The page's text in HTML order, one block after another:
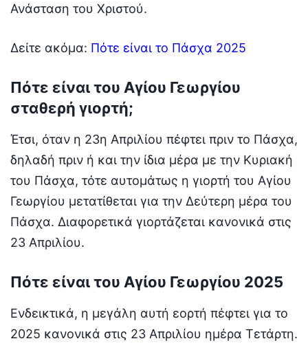
Ανάσταση του Χριστού.
Δείτε ακόμα: Πότε είναι το Πάσχα 2025
Πότε είναι του Αγίου Γεωργίου
σταθερή γιορτή;
Έτσι, όταν η 23η Απριλίου πέφτει πριν το Πάσχα,
δηλαδή πριν ή και την ίδια μέρα με την Κυριακή
του Πάσχα, τότε αυτομάτως η γιορτή του Αγίου
Γεωργίου μετατίθεται για την Δεύτερη μέρα του
Πάσχα. Διαφορετικά γιορτάζεται κανονικά στις
23 Απριλίου.
Πότε είναι του Αγίου Γεωργίου 2025
Ενδεικτικά, η μεγάλη αυτή εορτή πέφτει για το
2025 κανονικά στις 23 Απριλίου ημέρα Τετάρτη.